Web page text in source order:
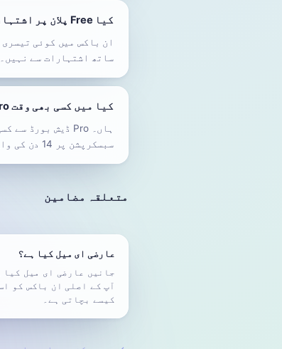
کیا Free پلان پر اشتہارات ہیں؟
ساتھ اشتہارات سے نہیں۔
کیا میں کسی بھی وقت Pro منسوخ کر سکتا ہوں؟
سبسکرپشن پر 14 دن کی واپسی کی ونڈو لاگو ہوتی ہے۔
متعلقہ مضامین
عارضی ای میل کیا ہے؟
جانیں عارضی ای میل کیا
آپ کے اصلی ان باکس کو
کیسے بچاتی ہے۔